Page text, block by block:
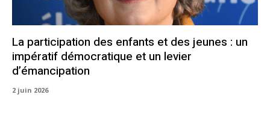
La participation des enfants et des jeunes : un
impératif démocratique et un levier
d’émancipation
2 juin 2026